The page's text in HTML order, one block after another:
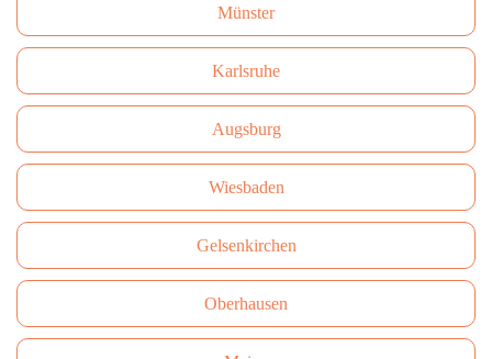
Münster
Karlsruhe
Augsburg
Wiesbaden
Gelsenkirchen
Oberhausen